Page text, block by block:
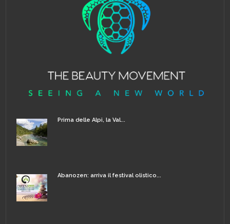
Prima delle Alpi, la Val...
Abanozen: arriva il festival olistico...